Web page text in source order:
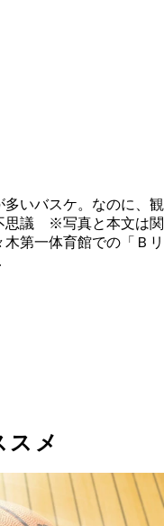
技人口が多いバスケ
多いバスケ。なのに、観
思議 ※写真と本文は関
第一体育館での「Ｂリ
スメ